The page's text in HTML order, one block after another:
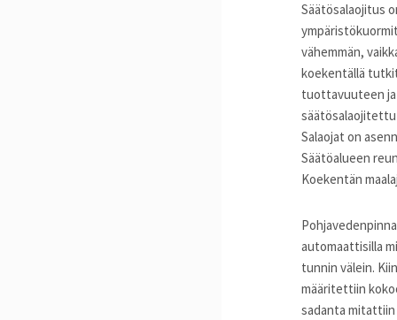
Säätösalaojitus
vähemmän,
koekentällä
tuottavuuteen ja
Salaojat on
Säätöalueen
Koekentän
automaattisilla
tunnin välein.
määritettiin
sadanta